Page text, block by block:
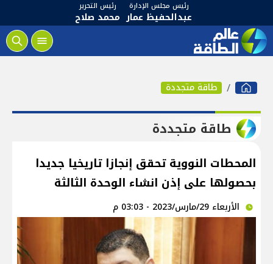
رئيس مجلس الإدارة
عبدالحفيظ عمار
رئيس التحرير
محمد صلاح
طاقة متجددة
طاقة متجددة
المحطات النووية تحقق إنجازا تاريخيا جديدا
بحصولها على إذن انشاء الوحدة الثالثة
الأربعاء 29/مارس/2023 - 03:03 م